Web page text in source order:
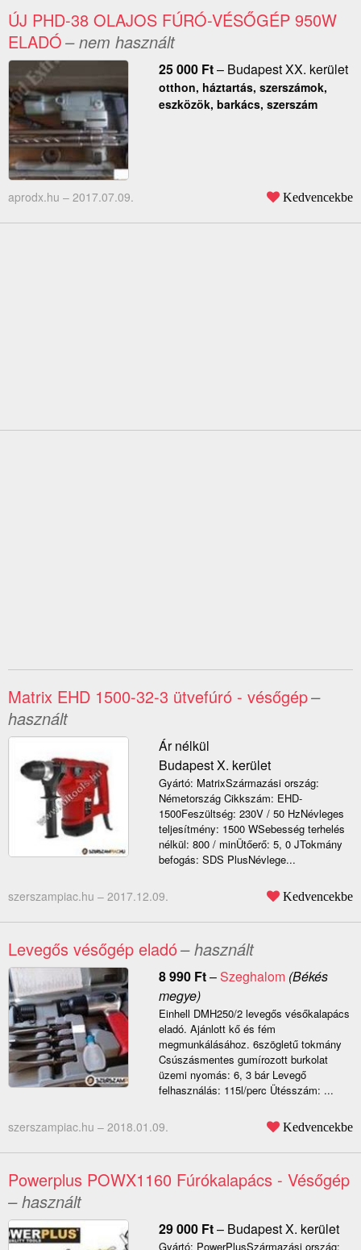
ÚJ PHD-38 OLAJOS FÚRÓ-VÉSŐGÉP 950W
ELADÓ– nem használt
25 000 Ft– Budapest XX. kerület
otthon, háztartás, szerszámok,
eszközök, barkács, szerszám
aprodx.hu – 2017.07.09. Kedvencekbe
Matrix EHD 1500-32-3 ütvefúró - vésőgép–
használt
Ár nélkül
Budapest X. kerület
Gyártó: MatrixSzármazási ország:
Németország Cikkszám: EHD-
1500Feszültség: 230V / 50 HzNévleges
teljesítmény: 1500 WSebesség terhelés
nélkül: 800 / minÜtőerő: 5, 0 JTokmány
befogás: SDS PlusNévlege...
szerszampiac.hu – 2017.12.09. Kedvencekbe
Levegős vésőgép eladó– használt
8 990 Ft–Szeghalom(Békés
megye)
Einhell DMH250/2 levegős vésőkalapács
eladó. Ajánlott kő és fém
megmunkálásához. 6szögletű tokmány
Csúszásmentes gumírozott burkolat
üzemi nyomás: 6, 3 bár Levegő
felhasználás: 115l/perc Ütésszám: ...
szerszampiac.hu – 2018.01.09. Kedvencekbe
Powerplus POWX1160 Fúrókalapács - Vésőgép
– használt
29 000 Ft– Budapest X. kerület
Gyártó: PowerPlusSzármazási ország: